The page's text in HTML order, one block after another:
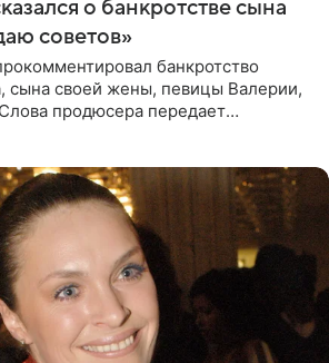
о банкротстве сына
советов»
банкротство
сына своей жены, певицы Валерии,
продюсера передает